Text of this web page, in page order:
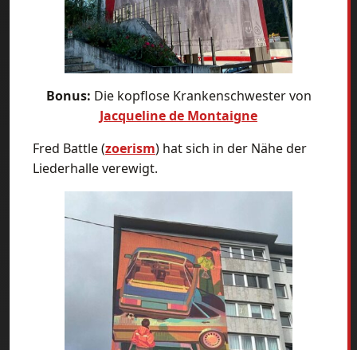
Bonus: Die kopflose Krankenschwester von
Jacqueline de Montaigne
Fred Battle (zoerism) hat sich in der Nähe der
Liederhalle verewigt.